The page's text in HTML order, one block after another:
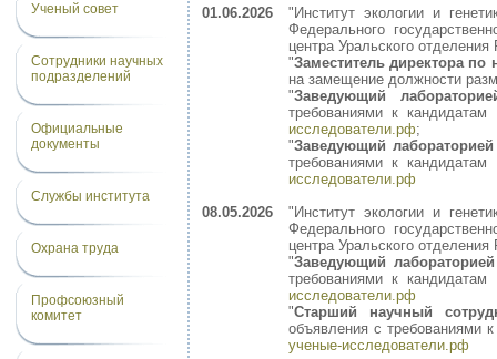
Ученый совет
Сотрудники научных
подразделений
Официальные
документы
Службы института
Охрана труда
Профсоюзный
комитет
01.06.2026
"Институт экологии и
Федерального
центра Уральского
"Заместитель директора
на замещение должности
"Заведующий
требованиями к
исследователи.рф;
"Заведующий
требованиями к
исследователи.рф
08.05.2026
"Институт экологии и
Федерального
центра Уральского
"Заведующий
требованиями к
исследователи.рф
"Старший научный
объявления с требованиями
ученые-исследователи.рф